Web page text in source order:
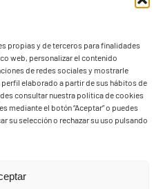
propias y de terceros para finalidades
web, personalizar el contenido
de redes sociales y mostrarle
elaborado a partir de sus hábitos de
consultar nuestra política de cookies
mediante el botón “Aceptar” o puedes
su selección o rechazar su uso pulsando